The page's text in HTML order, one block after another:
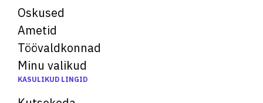
Oskused
Ametid
Töövaldkonnad
Minu valikud
KASULIKUD LINGID